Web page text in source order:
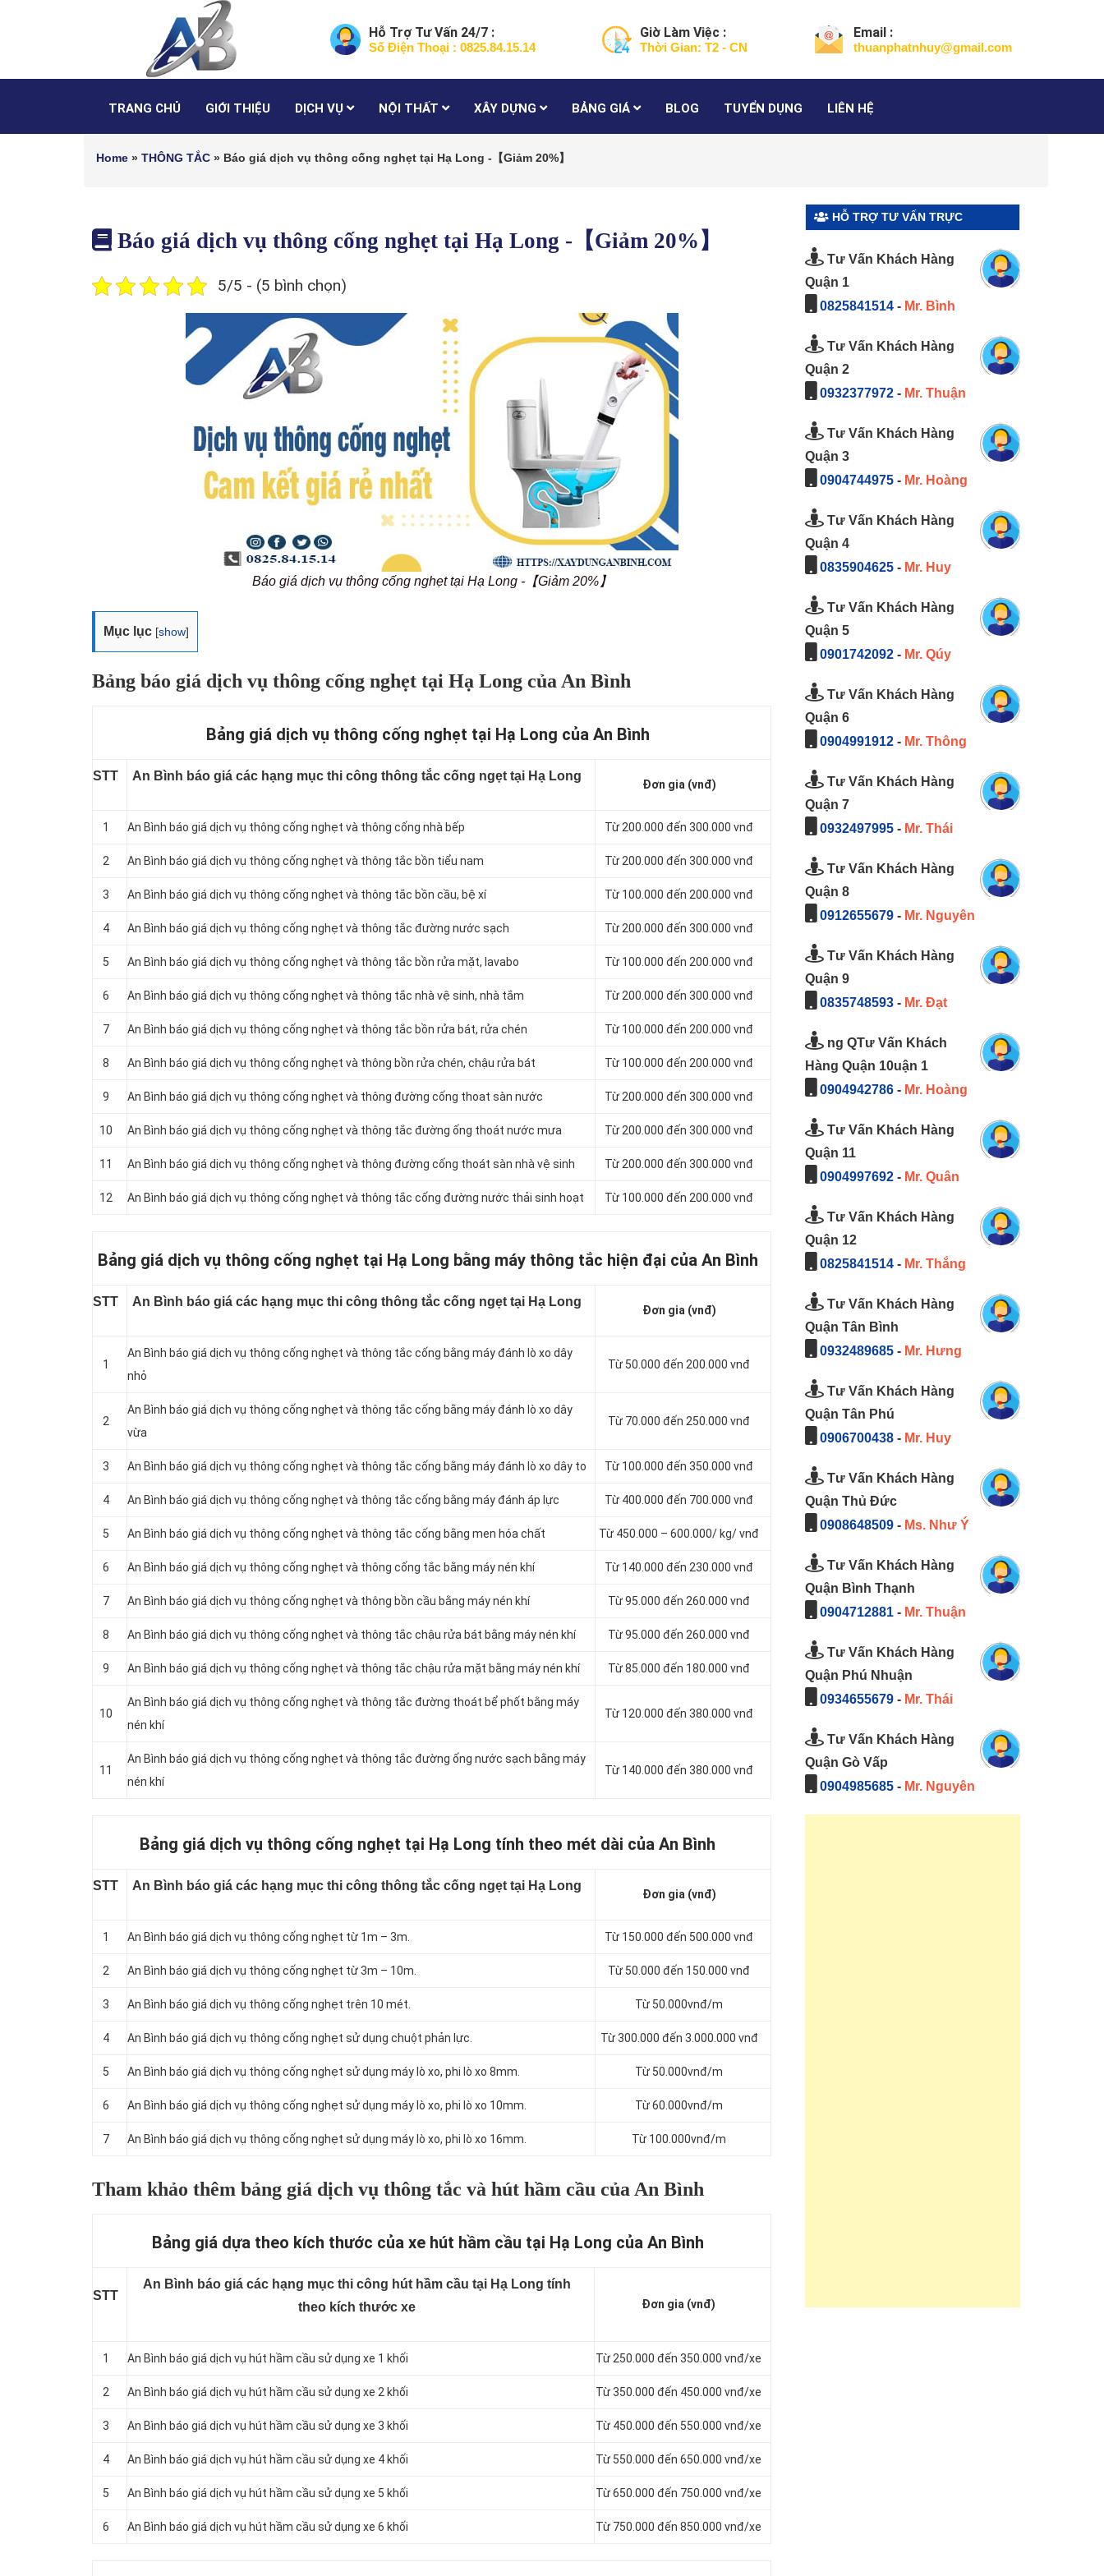
Hỗ Trợ Tư Vấn 24/7 :
Số Điện Thoại : 0825.84.15.14
Giờ Làm Việc :
Thời Gian: T2 - CN
Email :
thuanphatnhuy@gmail.com
TRANG CHỦ GIỚI THIỆU DỊCH VỤ NỘI THẤT XÂY DỰNG BẢNG GIÁ BLOG TUYỂN DỤNG LIÊN HỆ
Home » THÔNG TẮC » Báo giá dịch vụ thông cống nghẹt tại Hạ Long -【Giảm 20%】
Báo giá dịch vụ thông cống nghẹt tại Hạ Long -【Giảm 20%】
5/5 - (5 bình chọn)
Báo giá dịch vụ thông cống nghẹt tại Hạ Long -【Giảm 20%】
Mục lục [show]
Bảng báo giá dịch vụ thông cống nghẹt tại Hạ Long của An Bình
Bảng giá dịch vụ thông cống nghẹt tại Hạ Long của An Bình
STT An Bình báo giá các hạng mục thi công thông tắc cống ngẹt tại Hạ Long
Đơn gia (vnđ)
1 An Bình báo giá dịch vụ thông cống nghẹt và thông cống nhà bếp Từ 200.000 đến 300.000 vnđ
2 An Bình báo giá dịch vụ thông cống nghẹt và thông tắc bồn tiểu nam Từ 200.000 đến 300.000 vnđ
3 An Bình báo giá dịch vụ thông cống nghẹt và thông tắc bồn cầu, bệ xí Từ 100.000 đến 200.000 vnđ
4 An Bình báo giá dịch vụ thông cống nghẹt và thông tắc đường nước sạch Từ 200.000 đến 300.000 vnđ
5 An Bình báo giá dịch vụ thông cống nghẹt và thông tắc bồn rửa mặt, lavabo Từ 100.000 đến 200.000 vnđ
6 An Bình báo giá dịch vụ thông cống nghẹt và thông tắc nhà vệ sinh, nhà tắm Từ 200.000 đến 300.000 vnđ
7 An Bình báo giá dịch vụ thông cống nghẹt và thông tắc bồn rửa bát, rửa chén Từ 100.000 đến 200.000 vnđ
8 An Bình báo giá dịch vụ thông cống nghẹt và thông bồn rửa chén, chậu rửa bát Từ 100.000 đến 200.000 vnđ
9 An Bình báo giá dịch vụ thông cống nghẹt và thông đường cống thoat sàn nước Từ 200.000 đến 300.000 vnđ
10 An Bình báo giá dịch vụ thông cống nghẹt và thông tắc đường ống thoát nước mưa Từ 200.000 đến 300.000 vnđ
11 An Bình báo giá dịch vụ thông cống nghẹt và thông đường cống thoát sàn nhà vệ sinh Từ 200.000 đến 300.000 vnđ
12 ‎An Bình báo giá dịch vụ thông cống nghẹt và thông tắc cống đường nước thải sinh hoạt Từ 100.000 đến 200.000 vnđ
Bảng giá dịch vụ thông cống nghẹt tại Hạ Long bằng máy thông tắc hiện đại của An Bình
STT An Bình báo giá các hạng mục thi công thông tắc cống ngẹt tại Hạ Long
Đơn gia (vnđ)
1
An Bình báo giá dịch vụ thông cống nghẹt và thông tắc cống bằng máy đánh lò xo dây
nhỏ
Từ 50.000 đến 200.000 vnđ
2
An Bình báo giá dịch vụ thông cống nghẹt và thông tắc cống bằng máy đánh lò xo dây
vừa
Từ 70.000 đến 250.000 vnđ
3 An Bình báo giá dịch vụ thông cống nghẹt và thông tắc cống bằng máy đánh lò xo dây to Từ 100.000 đến 350.000 vnđ
4 An Bình báo giá dịch vụ thông cống nghẹt và thông tắc cống bằng máy đánh áp lực Từ 400.000 đến 700.000 vnđ
5 An Bình báo giá dịch vụ thông cống nghẹt và thông tắc cống bằng men hóa chất Từ 450.000 – 600.000/ kg/ vnđ
6 An Bình báo giá dịch vụ thông cống nghẹt và thông cống tắc bằng máy nén khí Từ 140.000 đến 230.000 vnđ
7 An Bình báo giá dịch vụ thông cống nghẹt và thông bồn cầu bằng máy nén khí Từ 95.000 đến 260.000 vnđ
8 An Bình báo giá dịch vụ thông cống nghẹt và thông tắc chậu rửa bát bằng máy nén khí Từ 95.000 đến 260.000 vnđ
9 An Bình báo giá dịch vụ thông cống nghẹt và thông tắc chậu rửa mặt bằng máy nén khí Từ 85.000 đến 180.000 vnđ
10
An Bình báo giá dịch vụ thông cống nghẹt và thông tắc đường thoát bể phốt bằng máy
nén khí
Từ 120.000 đến 380.000 vnđ
11
An Bình báo giá dịch vụ thông cống nghẹt và thông tắc đường ống nước sạch bằng máy
nén khí
Từ 140.000 đến 380.000 vnđ
Bảng giá dịch vụ thông cống nghẹt tại Hạ Long tính theo mét dài của An Bình
STT An Bình báo giá các hạng mục thi công thông tắc cống ngẹt tại Hạ Long
Đơn gia (vnđ)
1 An Bình báo giá dịch vụ thông cống nghẹt từ 1m – 3m. Từ 150.000 đến 500.000 vnđ
2 An Bình báo giá dịch vụ thông cống nghẹt từ 3m – 10m. Từ 50.000 đến 150.000 vnđ
3 An Bình báo giá dịch vụ thông cống nghẹt trên 10 mét. Từ 50.000vnđ/m
4 An Bình báo giá dịch vụ thông cống nghẹt sử dụng chuột phản lực. Từ 300.000 đến 3.000.000 vnđ
5 An Bình báo giá dịch vụ thông cống nghẹt sử dụng máy lò xo, phi lò xo 8mm. Từ 50.000vnđ/m
6 An Bình báo giá dịch vụ thông cống nghẹt sử dụng máy lò xo, phi lò xo 10mm. Từ 60.000vnđ/m
7 An Bình báo giá dịch vụ thông cống nghẹt sử dụng máy lò xo, phi lò xo 16mm. Từ 100.000vnđ/m
Tham khảo thêm bảng giá dịch vụ thông tắc và hút hầm cầu của An Bình
Bảng giá dựa theo kích thước của xe hút hầm cầu tại Hạ Long của An Bình
STT
An Bình báo giá các hạng mục thi công hút hầm cầu tại Hạ Long tính
theo kích thước xe
Đơn gia (vnđ)
1 An Bình báo giá dịch vụ hút hầm cầu sử dụng xe 1 khối Từ 250.000 đến 350.000 vnđ/xe
2 An Bình báo giá dịch vụ hút hầm cầu sử dụng xe 2 khối Từ 350.000 đến 450.000 vnđ/xe
3 An Bình báo giá dịch vụ hút hầm cầu sử dụng xe 3 khối Từ 450.000 đến 550.000 vnđ/xe
4 An Bình báo giá dịch vụ hút hầm cầu sử dụng xe 4 khối Từ 550.000 đến 650.000 vnđ/xe
5 An Bình báo giá dịch vụ hút hầm cầu sử dụng xe 5 khối Từ 650.000 đến 750.000 vnđ/xe
6 An Bình báo giá dịch vụ hút hầm cầu sử dụng xe 6 khối Từ 750.000 đến 850.000 vnđ/xe
HỖ TRỢ TƯ VẤN TRỰC
Tư Vấn Khách Hàng
Quận 1
0825841514- Mr. Bình
Tư Vấn Khách Hàng
Quận 2
0932377972- Mr. Thuận
Tư Vấn Khách Hàng
Quận 3
0904744975- Mr. Hoàng
Tư Vấn Khách Hàng
Quận 4
0835904625- Mr. Huy
Tư Vấn Khách Hàng
Quận 5
0901742092- Mr. Qúy
Tư Vấn Khách Hàng
Quận 6
0904991912- Mr. Thông
Tư Vấn Khách Hàng
Quận 7
0932497995- Mr. Thái
Tư Vấn Khách Hàng
Quận 8
0912655679- Mr. Nguyên
Tư Vấn Khách Hàng
Quận 9
0835748593- Mr. Đạt
ng QTư Vấn Khách
Hàng Quận 10uận 1
0904942786- Mr. Hoàng
Tư Vấn Khách Hàng
Quận 11
0904997692- Mr. Quân
Tư Vấn Khách Hàng
Quận 12
0825841514- Mr. Thắng
Tư Vấn Khách Hàng
Quận Tân Bình
0932489685- Mr. Hưng
Tư Vấn Khách Hàng
Quận Tân Phú
0906700438- Mr. Huy
Tư Vấn Khách Hàng
Quận Thủ Đức
0908648509- Ms. Như Ý
Tư Vấn Khách Hàng
Quận Bình Thạnh
0904712881- Mr. Thuận
Tư Vấn Khách Hàng
Quận Phú Nhuận
0934655679- Mr. Thái
Tư Vấn Khách Hàng
Quận Gò Vấp
0904985685- Mr. Nguyên